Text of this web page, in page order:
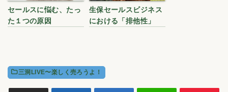
セールスに悩む、たっ
た１つの原因
生保セールスビジネス
における「排他性」
三洞LIVE〜楽しく売ろうよ！